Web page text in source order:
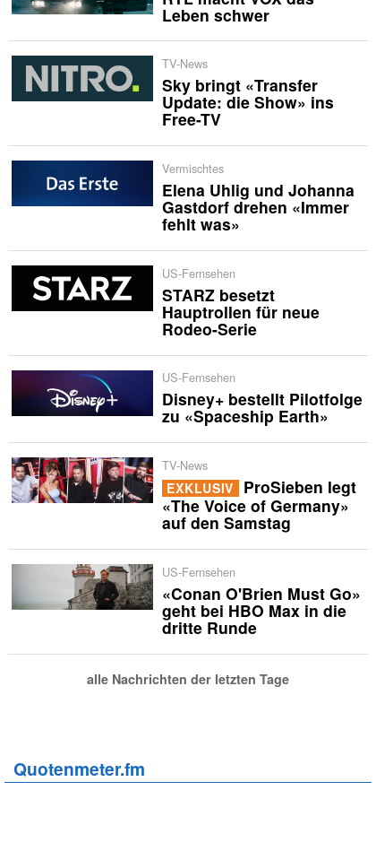
Leben schwer
TV-News
Sky bringt «Transfer
Update: die Show» ins
Free-TV
Vermischtes
Elena Uhlig und Johanna
Gastdorf drehen «Immer
fehlt was»
US-Fernsehen
STARZ besetzt
Hauptrollen für neue
Rodeo-Serie
US-Fernsehen
Disney+ bestellt Pilotfolge
zu «Spaceship Earth»
TV-News
EXKLUSIV ProSieben legt
«The Voice of Germany»
auf den Samstag
US-Fernsehen
«Conan O'Brien Must Go»
geht bei HBO Max in die
dritte Runde
alle Nachrichten der letzten Tage
Quotenmeter.fm